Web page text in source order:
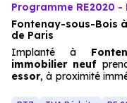
Programme RE2020 -
Fontenay-sous-Bois
de Paris
Implanté à
immobilier neuf
essor, à proximité
présence de